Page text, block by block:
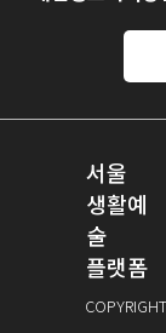
서울
생활예
술
플랫폼